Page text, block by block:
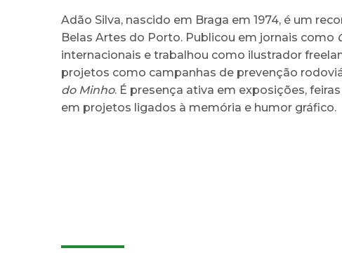
Adão Silva, nascido em Braga em 1974, é um
Belas Artes do Porto. Publicou em jornais como
internacionais e trabalhou como ilustrador
projetos como campanhas de prevenção
do Minho. É presença ativa em exposições,
em projetos ligados à memória e humor gráfico.